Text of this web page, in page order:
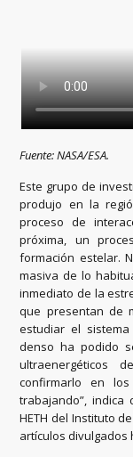
Fuente: NASA/ESA.
Este grupo de
produjo en la
proceso de
próxima, un
formación estelar.
masiva de lo
inmediato de la
que presentan de
estudiar el
denso ha podido
ultraenergéticos
confirmarlo en
trabajando”, indica
HETH del Instituto
artículos divulgados